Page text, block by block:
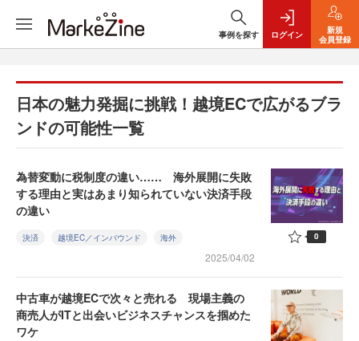
事例を探す ログイン
新規
会員登録
日本の魅力発掘に挑戦！越境ECで広がるブラ
ンドの可能性一覧
為替変動に税制度の違い…… 海外展開に失敗
する理由と実はあまり知られていない決済手段
の違い
決済 越境EC／インバウンド 海外
2025/04/02
0
中古車が越境ECで次々と売れる 現場主義の
商売人がITと出会いビジネスチャンスを掴めた
ワケ